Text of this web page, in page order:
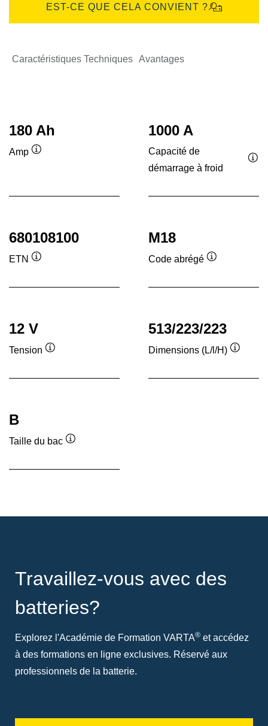
EST-CE QUE CELA CONVIENT ?
Caractéristiques Techniques Avantages
180 Ah
Amp
1000 A
Capacité de
démarrage à froid
680108100
ETN
M18
Code abrégé
12 V
Tension
513/223/223
Dimensions (L/l/H)
B
Taille du bac
Travaillez-vous avec des
batteries?
Explorez l'Académie de Formation VARTA® et accédez
à des formations en ligne exclusives. Réservé aux
professionnels de la batterie.